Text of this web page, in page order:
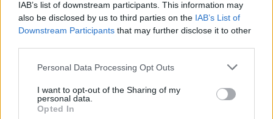
IAB’s list of downstream participants. This information may
also be disclosed by us to third parties on the IAB’s List of
Downstream Participants that may further disclose it to other
Personal Data Processing Opt Outs
I want to opt-out of the Sharing of my
personal data.
Opted In
00:00:30
Vaizdai iš tragiškos avarijos Vilniaus r.: dviejų moterų ir
vaiko gyvybių išgelbėti nepavyko
Žinios | Lietuvos diena
Savaitės vidurys nusimato karštas: temperatūra kils iki